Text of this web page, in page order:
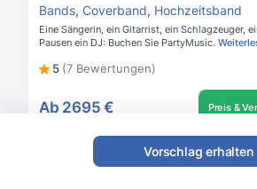
Bands, Coverband, Hochzeitsband
Eine Sängerin, ein Gitarrist, ein Schlagzeuger,
Pausen ein DJ: Buchen Sie PartyMusic.
5 (7 Bewertungen)
Ab 2695 € Preis &
Vorschlag erhalten